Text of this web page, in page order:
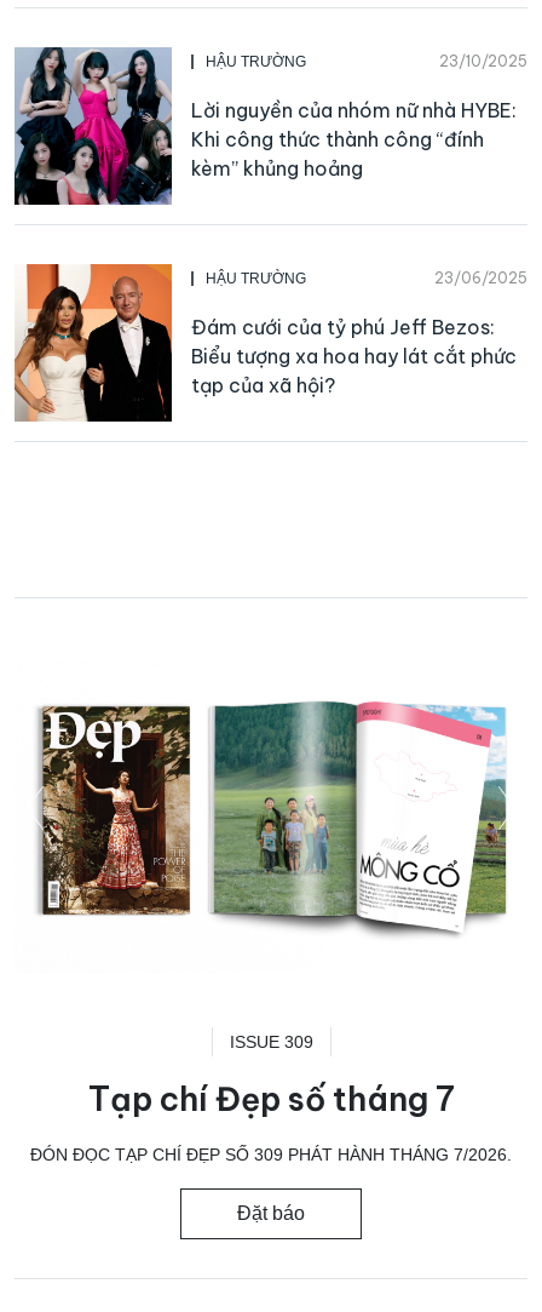
HẬU TRƯỜNG 23/10/2025
Lời nguyền của nhóm nữ nhà HYBE:
Khi công thức thành công “đính
kèm” khủng hoảng
HẬU TRƯỜNG 23/06/2025
Đám cưới của tỷ phú Jeff Bezos:
Biểu tượng xa hoa hay lát cắt phức
tạp của xã hội?
ISSUE 309
Tạp chí Đẹp số tháng 7
ĐÓN ĐỌC TẠP CHÍ ĐẸP SỐ 309 PHÁT HÀNH THÁNG 7/2026.
Đặt báo